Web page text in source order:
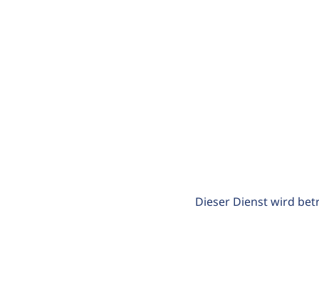
Dieser Dienst wird